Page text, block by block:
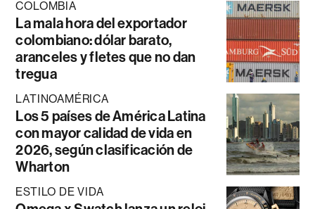
COLOMBIA
La mala hora del exportador
colombiano: dólar barato,
aranceles y fletes que no dan
tregua
LATINOAMÉRICA
Los 5 países de América Latina
con mayor calidad de vida en
2026, según clasificación de
Wharton
ESTILO DE VIDA